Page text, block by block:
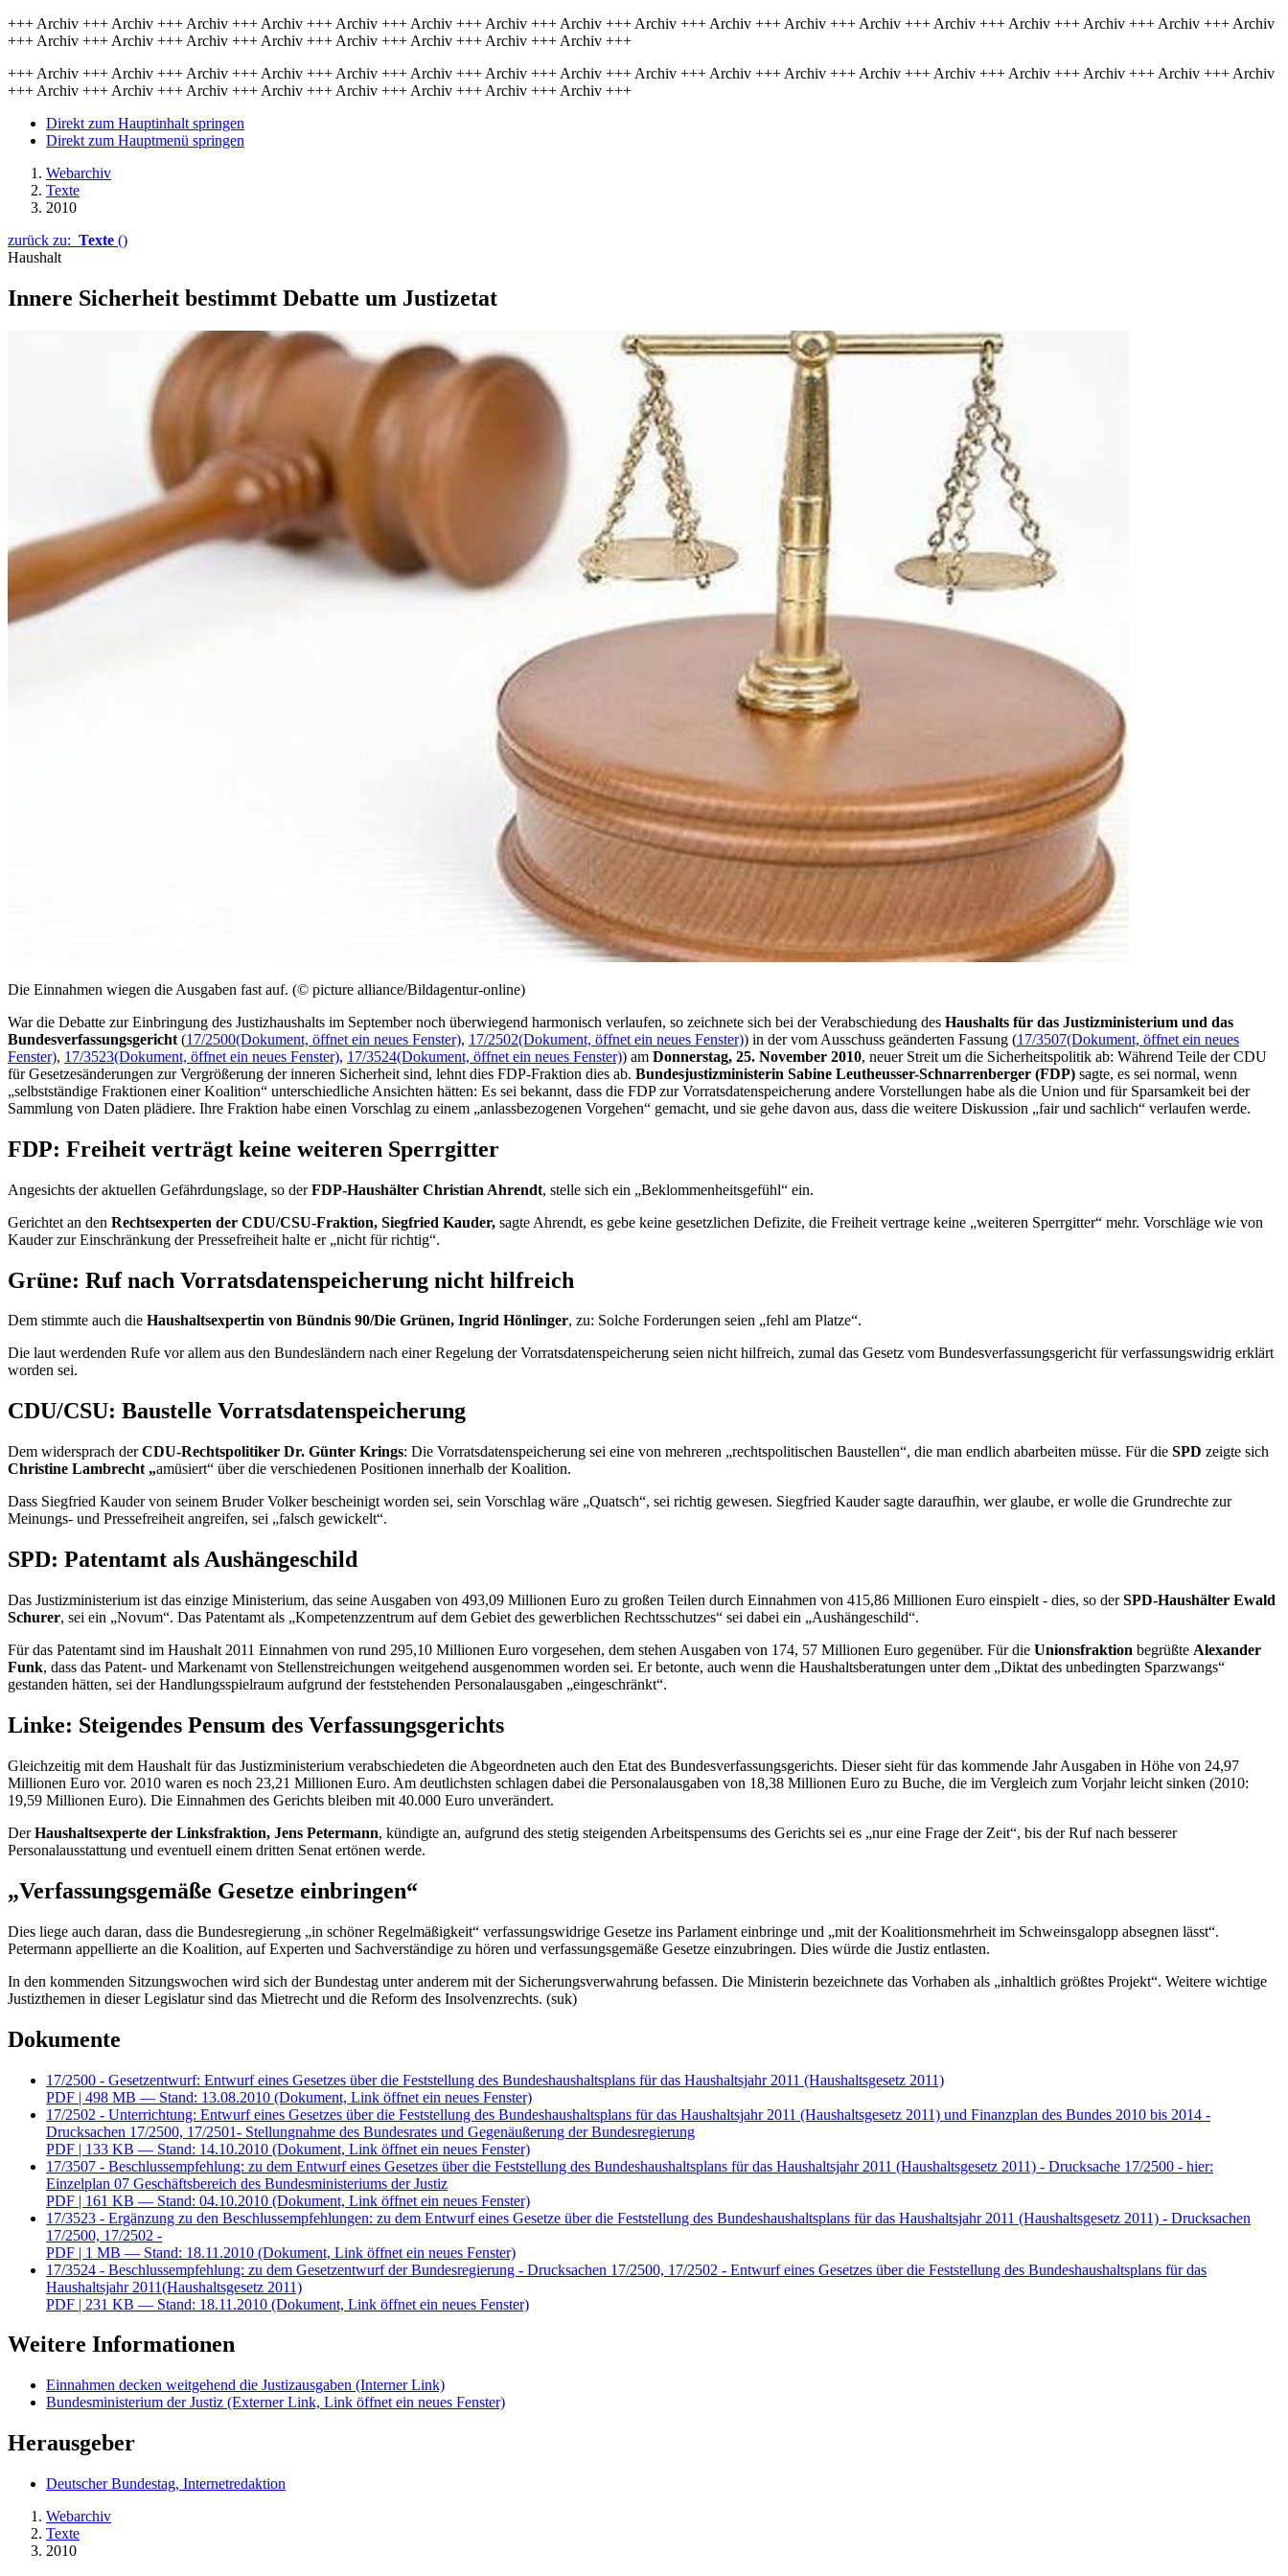
+++ Archiv +++ Archiv +++ Archiv +++ Archiv +++ Archiv +++ Archiv +++ Archiv +++ Archiv +++ Archiv +++ Archiv +++ Archiv +++ Archiv +++ Archiv +++ Archiv +++ Archiv +++ Archiv +++ Archiv
+++ Archiv +++ Archiv +++ Archiv +++ Archiv +++ Archiv +++ Archiv +++ Archiv +++ Archiv +++
+++ Archiv +++ Archiv +++ Archiv +++ Archiv +++ Archiv +++ Archiv +++ Archiv +++ Archiv +++ Archiv +++ Archiv +++ Archiv +++ Archiv +++ Archiv +++ Archiv +++ Archiv +++ Archiv +++ Archiv
+++ Archiv +++ Archiv +++ Archiv +++ Archiv +++ Archiv +++ Archiv +++ Archiv +++ Archiv +++
Direkt zum Hauptinhalt springen
Direkt zum Hauptmenü springen
Webarchiv
Texte
2010
zurück zu: Texte ()
Haushalt
Innere Sicherheit bestimmt Debatte um Justizetat
Die Einnahmen wiegen die Ausgaben fast auf. (© picture alliance/Bildagentur-online)
War die Debatte zur Einbringung des Justizhaushalts im September noch überwiegend harmonisch verlaufen, so zeichnete sich bei der Verabschiedung des Haushalts für das Justizministerium und das
Bundesverfassungsgericht (17/2500(Dokument, öffnet ein neues Fenster), 17/2502(Dokument, öffnet ein neues Fenster)) in der vom Ausschuss geänderten Fassung (17/3507(Dokument, öffnet ein neues
Fenster), 17/3523(Dokument, öffnet ein neues Fenster), 17/3524(Dokument, öffnet ein neues Fenster)) am Donnerstag, 25. November 2010, neuer Streit um die Sicherheitspolitik ab: Während Teile der CDU
für Gesetzesänderungen zur Vergrößerung der inneren Sicherheit sind, lehnt dies FDP-Fraktion dies ab. Bundesjustizministerin Sabine Leutheusser-Schnarrenberger (FDP) sagte, es sei normal, wenn
„selbstständige Fraktionen einer Koalition“ unterschiedliche Ansichten hätten: Es sei bekannt, dass die FDP zur Vorratsdatenspeicherung andere Vorstellungen habe als die Union und für Sparsamkeit bei der
Sammlung von Daten plädiere. Ihre Fraktion habe einen Vorschlag zu einem „anlassbezogenen Vorgehen“ gemacht, und sie gehe davon aus, dass die weitere Diskussion „fair und sachlich“ verlaufen werde.
FDP: Freiheit verträgt keine weiteren Sperrgitter
Angesichts der aktuellen Gefährdungslage, so derFDP-Haushälter Christian Ahrendt, stelle sich ein „Beklommenheitsgefühl“ ein.
Gerichtet an den Rechtsexperten der CDU/CSU-Fraktion, Siegfried Kauder, sagte Ahrendt, es gebe keine gesetzlichen Defizite, die Freiheit vertrage keine „weiteren Sperrgitter“ mehr. Vorschläge wie von
Kauder zur Einschränkung der Pressefreiheit halte er „nicht für richtig“.
Grüne: Ruf nach Vorratsdatenspeicherung nicht hilfreich
Dem stimmte auch die Haushaltsexpertin von Bündnis 90/Die Grünen, Ingrid Hönlinger, zu: Solche Forderungen seien „fehl am Platze“.
Die laut werdenden Rufe vor allem aus den Bundesländern nach einer Regelung der Vorratsdatenspeicherung seien nicht hilfreich, zumal das Gesetz vom Bundesverfassungsgericht für verfassungswidrig erklärt
worden sei.
CDU/CSU: Baustelle Vorratsdatenspeicherung
Dem widersprach derCDU-Rechtspolitiker Dr. Günter Krings: Die Vorratsdatenspeicherung sei eine von mehreren „rechtspolitischen Baustellen“, die man endlich abarbeiten müsse. Für die SPD zeigte sich
Christine Lambrecht „amüsiert“ über die verschiedenen Positionen innerhalb der Koalition.
Dass Siegfried Kauder von seinem Bruder Volker bescheinigt worden sei, sein Vorschlag wäre „Quatsch“, sei richtig gewesen. Siegfried Kauder sagte daraufhin, wer glaube, er wolle die Grundrechte zur
Meinungs- und Pressefreiheit angreifen, sei „falsch gewickelt“.
SPD: Patentamt als Aushängeschild
Das Justizministerium ist das einzige Ministerium, das seine Ausgaben von 493,09 Millionen Euro zu großen Teilen durch Einnahmen von 415,86 Millionen Euro einspielt - dies, so derSPD-Haushälter Ewald
Schurer, sei ein „Novum“. Das Patentamt als „Kompetenzzentrum auf dem Gebiet des gewerblichen Rechtsschutzes“ sei dabei ein „Aushängeschild“.
Für das Patentamt sind im Haushalt 2011 Einnahmen von rund 295,10 Millionen Euro vorgesehen, dem stehen Ausgaben von 174, 57 Millionen Euro gegenüber. Für die Unionsfraktion begrüßte Alexander
Funk, dass das Patent- und Markenamt von Stellenstreichungen weitgehend ausgenommen worden sei. Er betonte, auch wenn die Haushaltsberatungen unter dem „Diktat des unbedingten Sparzwangs“
gestanden hätten, sei der Handlungsspielraum aufgrund der feststehenden Personalausgaben „eingeschränkt“.
Linke: Steigendes Pensum des Verfassungsgerichts
Gleichzeitig mit dem Haushalt für das Justizministerium verabschiedeten die Abgeordneten auch den Etat des Bundesverfassungsgerichts. Dieser sieht für das kommende Jahr Ausgaben in Höhe von 24,97
Millionen Euro vor. 2010 waren es noch 23,21 Millionen Euro. Am deutlichsten schlagen dabei die Personalausgaben von 18,38 Millionen Euro zu Buche, die im Vergleich zum Vorjahr leicht sinken (2010:
19,59 Millionen Euro). Die Einnahmen des Gerichts bleiben mit 40.000 Euro unverändert.
DerHaushaltsexperte der Linksfraktion, Jens Petermann, kündigte an, aufgrund des stetig steigenden Arbeitspensums des Gerichts sei es „nur eine Frage der Zeit“, bis der Ruf nach besserer
Personalausstattung und eventuell einem dritten Senat ertönen werde.
„Verfassungsgemäße Gesetze einbringen“
Dies liege auch daran, dass die Bundesregierung „in schöner Regelmäßigkeit“ verfassungswidrige Gesetze ins Parlament einbringe und „mit der Koalitionsmehrheit im Schweinsgalopp absegnen lässt“.
Petermann appellierte an die Koalition, auf Experten und Sachverständige zu hören und verfassungsgemäße Gesetze einzubringen. Dies würde die Justiz entlasten.
In den kommenden Sitzungswochen wird sich der Bundestag unter anderem mit der Sicherungsverwahrung befassen. Die Ministerin bezeichnete das Vorhaben als „inhaltlich größtes Projekt“. Weitere wichtige
Justizthemen in dieser Legislatur sind das Mietrecht und die Reform des Insolvenzrechts. (suk)
Dokumente
17/2500 - Gesetzentwurf: Entwurf eines Gesetzes über die Feststellung des Bundeshaushaltsplans für das Haushaltsjahr 2011 (Haushaltsgesetz 2011)
PDF | 498 MB — Stand: 13.08.2010 (Dokument, Link öffnet ein neues Fenster)
17/2502 - Unterrichtung: Entwurf eines Gesetzes über die Feststellung des Bundeshaushaltsplans für das Haushaltsjahr 2011 (Haushaltsgesetz 2011) und Finanzplan des Bundes 2010 bis 2014 -
Drucksachen 17/2500, 17/2501- Stellungnahme des Bundesrates und Gegenäußerung der Bundesregierung
PDF | 133 KB — Stand: 14.10.2010 (Dokument, Link öffnet ein neues Fenster)
17/3507 - Beschlussempfehlung: zu dem Entwurf eines Gesetzes über die Feststellung des Bundeshaushaltsplans für das Haushaltsjahr 2011 (Haushaltsgesetz 2011) - Drucksache 17/2500 - hier:
Einzelplan 07 Geschäftsbereich des Bundesministeriums der Justiz
PDF | 161 KB — Stand: 04.10.2010 (Dokument, Link öffnet ein neues Fenster)
17/3523 - Ergänzung zu den Beschlussempfehlungen: zu dem Entwurf eines Gesetze über die Feststellung des Bundeshaushaltsplans für das Haushaltsjahr 2011 (Haushaltsgesetz 2011) - Drucksachen
17/2500, 17/2502 -
PDF | 1 MB — Stand: 18.11.2010 (Dokument, Link öffnet ein neues Fenster)
17/3524 - Beschlussempfehlung: zu dem Gesetzentwurf der Bundesregierung - Drucksachen 17/2500, 17/2502 - Entwurf eines Gesetzes über die Feststellung des Bundeshaushaltsplans für das
Haushaltsjahr 2011(Haushaltsgesetz 2011)
PDF | 231 KB — Stand: 18.11.2010 (Dokument, Link öffnet ein neues Fenster)
Weitere Informationen
Einnahmen decken weitgehend die Justizausgaben (Interner Link)
Bundesministerium der Justiz (Externer Link, Link öffnet ein neues Fenster)
Herausgeber
Deutscher Bundestag, Internetredaktion
Webarchiv
Texte
2010